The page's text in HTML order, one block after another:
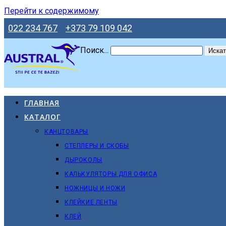
Перейти к содержимому
022 234 767 +373 79 109 042
Поиск...
ГЛАВНАЯ
КАТАЛОГ
КАНЦТОВАРЫ
СТЕПЛЕРЫ И СКОБЫ
ДЫРОКОЛЫ
КАЛЬКУЛЯТОРЫ ДЛЯ ОФИСА
НОЖНИЦЫ И НОЖИ
КЛЕЙКИЕ ЛЕНТЫ
КЛЕЙ